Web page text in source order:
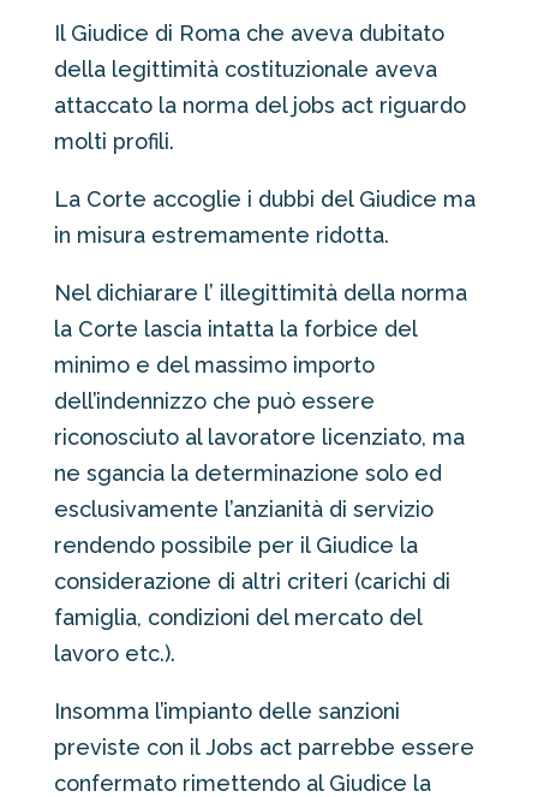
Il Giudice di Roma che aveva dubitato
della legittimità costituzionale aveva
attaccato la norma del jobs act riguardo
molti profili.
La Corte accoglie i dubbi del Giudice ma
in misura estremamente ridotta.
Nel dichiarare l’ illegittimità della norma
la Corte lascia intatta la forbice del
minimo e del massimo importo
dell’indennizzo che può essere
riconosciuto al lavoratore licenziato, ma
ne sgancia la determinazione solo ed
esclusivamente l’anzianità di servizio
rendendo possibile per il Giudice la
considerazione di altri criteri (carichi di
famiglia, condizioni del mercato del
lavoro etc.).
Insomma l’impianto delle sanzioni
previste con il Jobs act parrebbe essere
confermato rimettendo al Giudice la